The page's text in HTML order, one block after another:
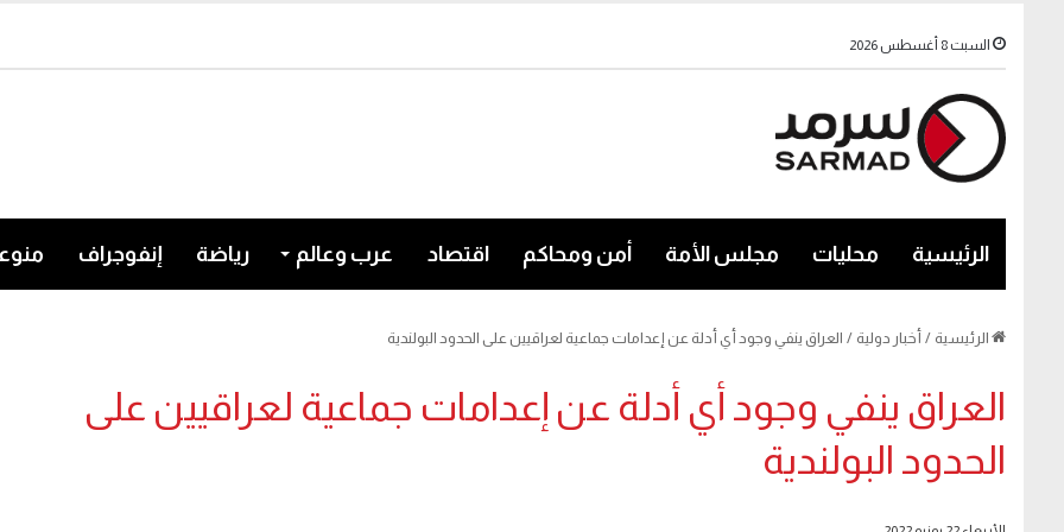
السبت 8 أغسطس 2026
الرئيسية محليات مجلس الأمة أمن ومحاكم اقتصاد عرب وعالم رياضة إنفوجراف
الرئيسية / أخبار دولية / العراق ينفي وجود أي أدلة عن إعدامات جماعية لعراقيين على الحدود البولندية
العراق ينفي وجود أي أدلة عن إعدامات جماعية لعراقيين على
الحدود البولندية